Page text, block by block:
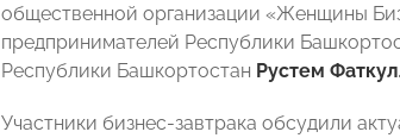
общественной организации «Женщины
предпринимателей Республики
Республики Башкортостан Рустем
Участники бизнес-завтрака обсудили